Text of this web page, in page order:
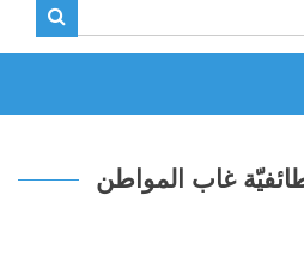
غاب المواطن